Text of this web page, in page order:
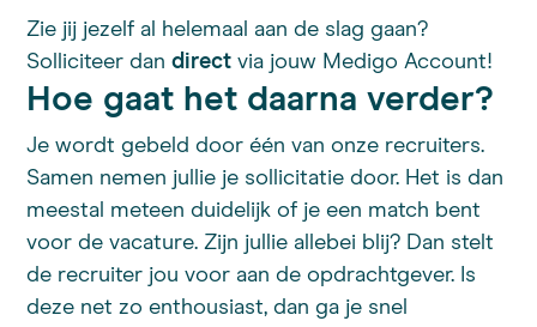
Zie jij jezelf al helemaal aan de slag gaan?
Solliciteer dandirect via jouw Medigo Account!
Hoe gaat het daarna verder?
Je wordt gebeld door één van onze recruiters.
Samen nemen jullie je sollicitatie door. Het is dan
meestal meteen duidelijk of je een match bent
voor de vacature. Zijn jullie allebei blij? Dan stelt
de recruiter jou voor aan de opdrachtgever. Is
deze net zo enthousiast, dan ga je snel